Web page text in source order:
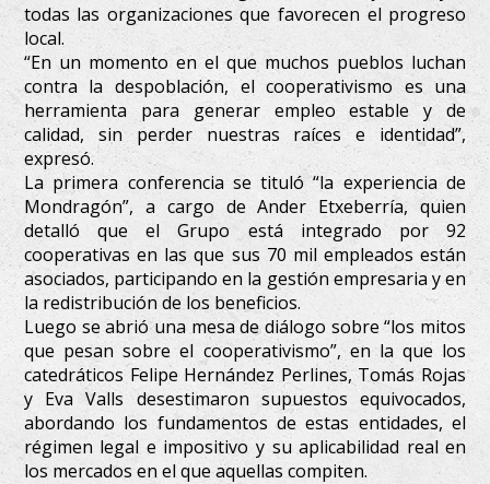
todas las organizaciones que favorecen el progreso
local.
“En un momento en el que muchos pueblos luchan
contra la despoblación, el cooperativismo es una
herramienta para generar empleo estable y de
calidad, sin perder nuestras raíces e identidad”,
expresó.
La primera conferencia se tituló “la experiencia de
Mondragón”, a cargo de Ander Etxeberría, quien
detalló que el Grupo está integrado por 92
cooperativas en las que sus 70 mil empleados están
asociados, participando en la gestión empresaria y en
la redistribución de los beneficios.
Luego se abrió una mesa de diálogo sobre “los mitos
que pesan sobre el cooperativismo”, en la que los
catedráticos Felipe Hernández Perlines, Tomás Rojas
y Eva Valls desestimaron supuestos equivocados,
abordando los fundamentos de estas entidades, el
régimen legal e impositivo y su aplicabilidad real en
los mercados en el que aquellas compiten.